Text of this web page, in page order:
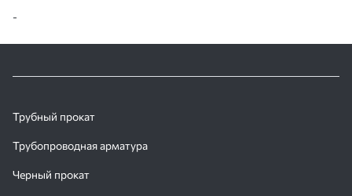
-
Трубный прокат
Трубопроводная арматура
Черный прокат